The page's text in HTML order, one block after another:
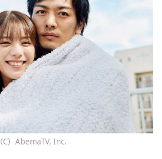
（C）AbemaTV, Inc.